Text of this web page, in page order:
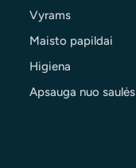
Vyrams
Maisto papildai
Higiena
Apsauga nuo saulės